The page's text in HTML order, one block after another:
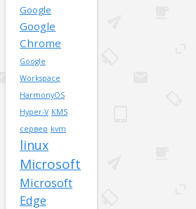
Google
Google
Chrome
Google
Workspace
HarmonyOS
Hyper-V KMS
сервер kvm
linux
Microsoft
Microsoft
Edge